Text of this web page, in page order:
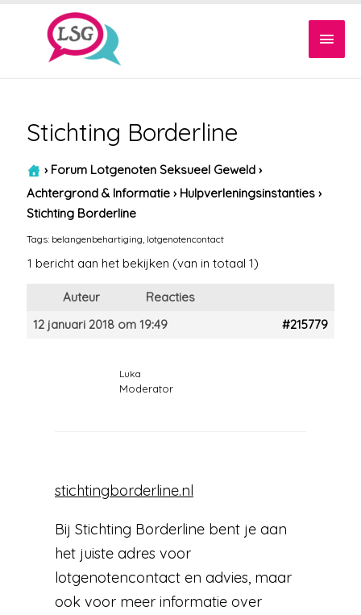
Stichting Borderline
› Forum Lotgenoten Seksueel Geweld ›
Achtergrond & Informatie › Hulpverleningsinstanties ›
Stichting Borderline
Tags: belangenbehartiging lotgenotencontact
1 bericht aan het bekijken (van in totaal 1)
Auteur
Reacties
12 januari 2018 om 19:49
#215779
Luka
Moderator
stichtingborderline.nl
Bij Stichting Borderline bent je aan
het juiste adres voor
lotgenotencontact en advies, maar
ook voor meer informatie over